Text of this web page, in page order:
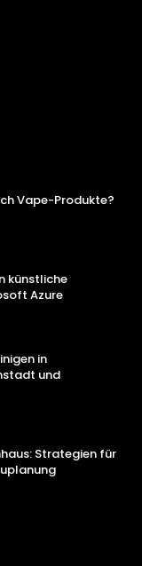
Vape-Produkte?
künstliche
Azure
in
und
Strategien für